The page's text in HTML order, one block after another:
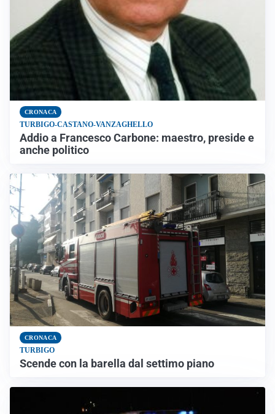
CRONACA
TURBIGO-CASTANO-VANZAGHELLO
Addio a Francesco Carbone: maestro, preside e
anche politico
CRONACA
TURBIGO
Scende con la barella dal settimo piano